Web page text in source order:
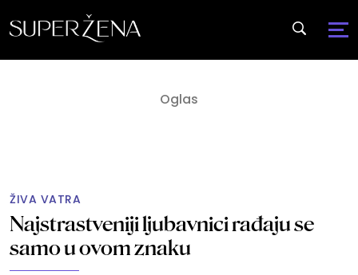
ŽIVA VATRA
Najstrastveniji ljubavnici rađaju se
samo u ovom znaku